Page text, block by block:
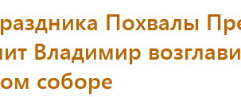
Похвалы
Владимир
соборе